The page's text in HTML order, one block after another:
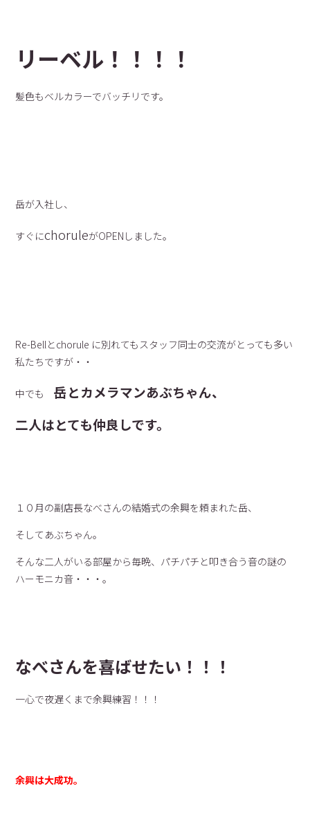
リーベル！！！！
髪色もベルカラーでバッチリです。
岳が入社し、
すぐにchoruleがOPENしました。
Re-Bellとchorule に別れてもスタッフ同士の交流がとっても多い
私たちですが・・
中でも岳とカメラマンあぶちゃん、
二人はとても仲良しです。
１０月の副店長なべさんの結婚式の余興を頼まれた岳、
そしてあぶちゃん。
そんな二人がいる部屋から毎晩、パチパチと叩き合う音の謎の
ハーモニカ音・・・。
なべさんを喜ばせたい！！！
一心で夜遅くまで余興練習！！！
余興は大成功。